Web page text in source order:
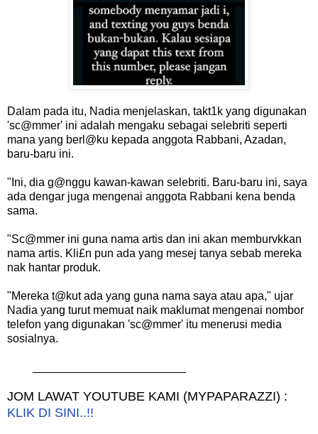
Dalam pada itu, Nadia menjelaskan, takt1k yang digunakan
'sc@mmer' ini adalah mengaku sebagai selebriti seperti
mana yang berl@ku kepada anggota Rabbani, Azadan,
baru-baru ini.
"Ini, dia g@nggu kawan-kawan selebriti. Baru-baru ini, saya
ada dengar juga mengenai anggota Rabbani kena benda
sama.
"Sc@mmer ini guna nama artis dan ini akan memburvkkan
nama artis. Kli£n pun ada yang mesej tanya sebab mereka
nak hantar produk.
"Mereka t@kut ada yang guna nama saya atau apa," ujar
Nadia yang turut memuat naik maklumat mengenai nombor
telefon yang digunakan 'sc@mmer' itu menerusi media
sosialnya.
JOM LAWAT YOUTUBE KAMI (MYPAPARAZZI) :
KLIK DI SINI..!!